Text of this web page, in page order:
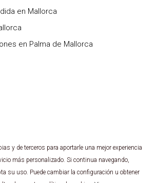
en Mallorca
en Palma de Mallorca
©2026 Expo Grup. Todos los derechos
reservados.
Sistema canal interno de información.
y de terceros para aportarle una mejor experiencia
más personalizado. Si continua navegando,
su uso. Puede cambiar la configuración u obtener